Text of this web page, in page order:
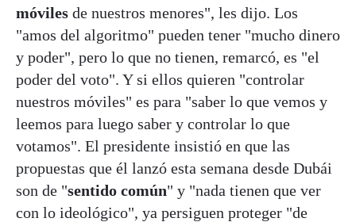
móviles de nuestros menores", les dijo. Los
"amos del algoritmo" pueden tener "mucho dinero
y poder", pero lo que no tienen, remarcó, es "el
poder del voto". Y si ellos quieren "controlar
nuestros móviles" es para "saber lo que vemos y
leemos para luego saber y controlar lo que
votamos". El presidente insistió en que las
propuestas que él lanzó esta semana desde Dubái
son de "sentido común" y "nada tienen que ver
con lo ideológico", ya persiguen proteger "de